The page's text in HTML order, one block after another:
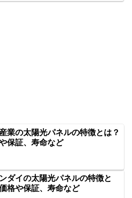
業の太陽光パネルの特徴とは？
保証、寿命など
ダイの太陽光パネルの特徴と
格や保証、寿命など